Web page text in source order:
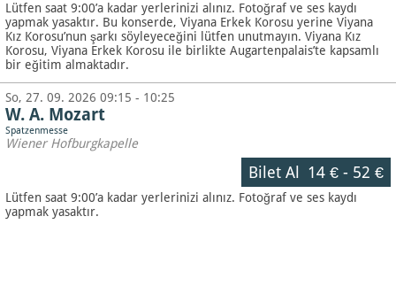
Lütfen saat 9:00’a kadar yerlerinizi alınız. Fotoğraf ve ses kaydı
yapmak yasaktır. Bu konserde, Viyana Erkek Korosu yerine Viyana
Kız Korosu’nun şarkı söyleyeceğini lütfen unutmayın. Viyana Kız
Korosu, Viyana Erkek Korosu ile birlikte Augartenpalais’te kapsamlı
bir eğitim almaktadır.
So, 27. 09. 2026 09:15 - 10:25
W. A. Mozart
Spatzenmesse
Wiener Hofburgkapelle
Bilet Al 14 €- 52 €
Lütfen saat 9:00’a kadar yerlerinizi alınız. Fotoğraf ve ses kaydı
yapmak yasaktır.